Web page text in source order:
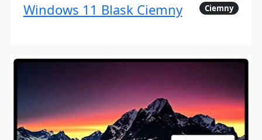
Windows 11 Blask Ciemny Ciemny